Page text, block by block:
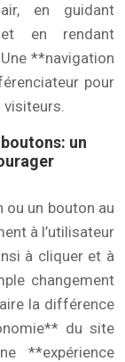
en guidant
et en rendant
**navigation
pour
visiteurs.
un
un bouton au
à l’utilisateur
à cliquer et à
changement
la différence
du site
**expérience